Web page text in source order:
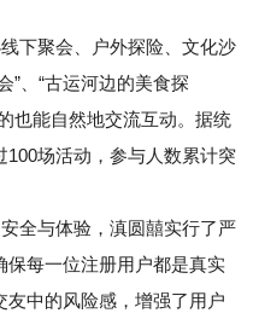
聚会、户外探险、文化沙
”、“古运河边的美食探
也能自然地交流互动。据统
场活动，参与人数累计突
与体验，滇圆囍实行了严
保每一位注册用户都是真实
中的风险感，增强了用户